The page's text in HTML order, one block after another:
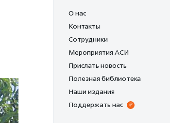
О нас
Контакты
Сотрудники
Мероприятия АСИ
Прислать новость
Полезная библиотека
Наши издания
Поддержать нас